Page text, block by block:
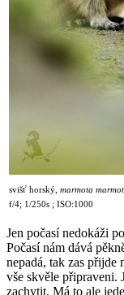
svišť horský, marmota
f/4; 1/250s ; ISO:1000
Jen počasí nedokáži
Počasí nám dává
nepadá, tak zas přijde
vše skvěle připraveni.
zachytit. Má to ale